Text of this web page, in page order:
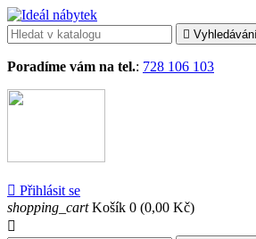

Poradíme vám na tel.: 728 106 103
 Přihlásit se
shopping_cart Košík 0 (0,00 Kč)
